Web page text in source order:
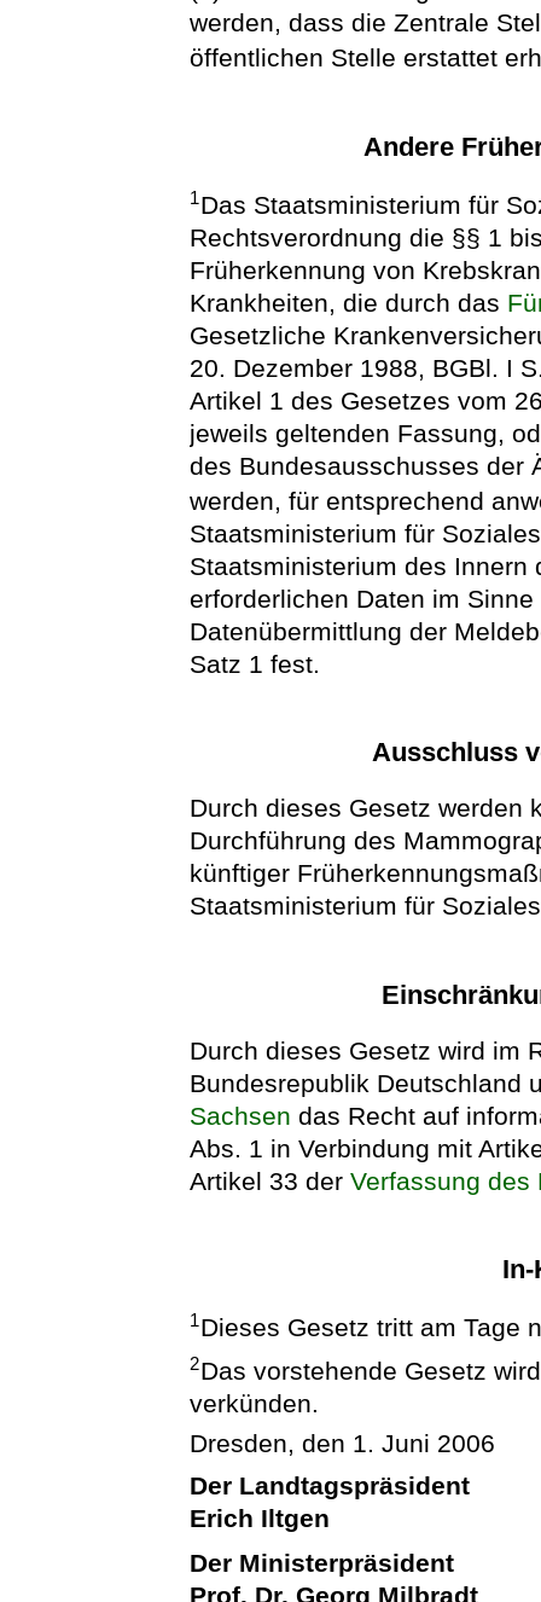
werden, dass die Zentrale
öffentlichen Stelle erstattet
Andere
1Das Staatsministerium für
Rechtsverordnung die §§ 1
Früherkennung von
Krankheiten, die durch das
Gesetzliche
20. Dezember 1988, BGBl. I
Artikel 1 des Gesetzes vom
jeweils geltenden Fassung,
des Bundesausschusses der
werden, für entsprechend
Staatsministerium für
Staatsministerium des Innern
erforderlichen Daten im
Datenübermittlung der
Satz 1 fest.
Ausschluss
Durch dieses Gesetz werden
Durchführung des
künftiger
Staatsministerium für
Durch dieses Gesetz wird im
Bundesrepublik Deutschland
Sachsen das Recht auf
Abs. 1 in Verbindung mit
Artikel 33 derVerfassung des
1Dieses Gesetz tritt am Tage
2Das vorstehende Gesetz
verkünden.
Dresden, den 1. Juni 2006
Der Landtagspräsident
Erich Iltgen
Der Ministerpräsident
Prof. Dr. Georg Milbradt